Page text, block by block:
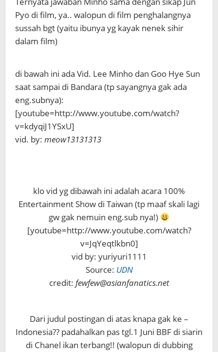
Pyo di film, ya.. walopun di film penghalangnya
sussah bgt (yaitu ibunya yg kayak nenek sihir
dalam film)
di bawah ini ada Vid. Lee Minho dan Goo Hye Sun
saat sampai di Bandara (tp sayangnya gak ada
eng.subnya):
[youtube=http://www.youtube.com/watch?
v=kdyqiJ1YSxU]
vid. by: meow13131313
klo vid yg dibawah ini adalah acara 100%
Entertainment Show di Taiwan (tp maaf skali lagi
gw gak nemuin eng.sub nya!)
[youtube=http://www.youtube.com/watch?
v=JqYeqtlkbn0]
vid by: yuriyuri1111
Source: UDN
credit: fewfew@asianfanatics.net
Dari judul postingan di atas knapa gak ke –
Indonesia?? padahalkan pas tgl.1 Juni BBF di siarin
di Chanel ikan terbang!! (walopun di dubbing